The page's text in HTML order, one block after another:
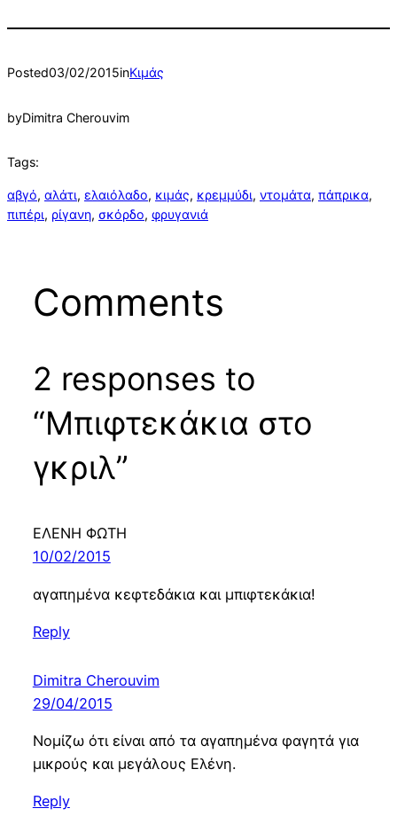
Posted03/02/2015inΚιμάς
byDimitra Cherouvim
Tags:
αβγό, αλάτι, ελαιόλαδο, κιμάς, κρεμμύδι, ντομάτα, πάπρικα
πιπέρι, ρίγανη, σκόρδο, φρυγανιά
Comments
2 responses to
“Μπιφτεκάκια στο
γκριλ”
ΕΛΕΝΗ ΦΩΤΗ
10/02/2015
αγαπημένα κεφτεδάκια και μπιφτεκάκια!
Reply
Dimitra Cherouvim
29/04/2015
Νομίζω ότι είναι από τα αγαπημένα φαγητά για
μικρούς και μεγάλους Ελένη.
Reply